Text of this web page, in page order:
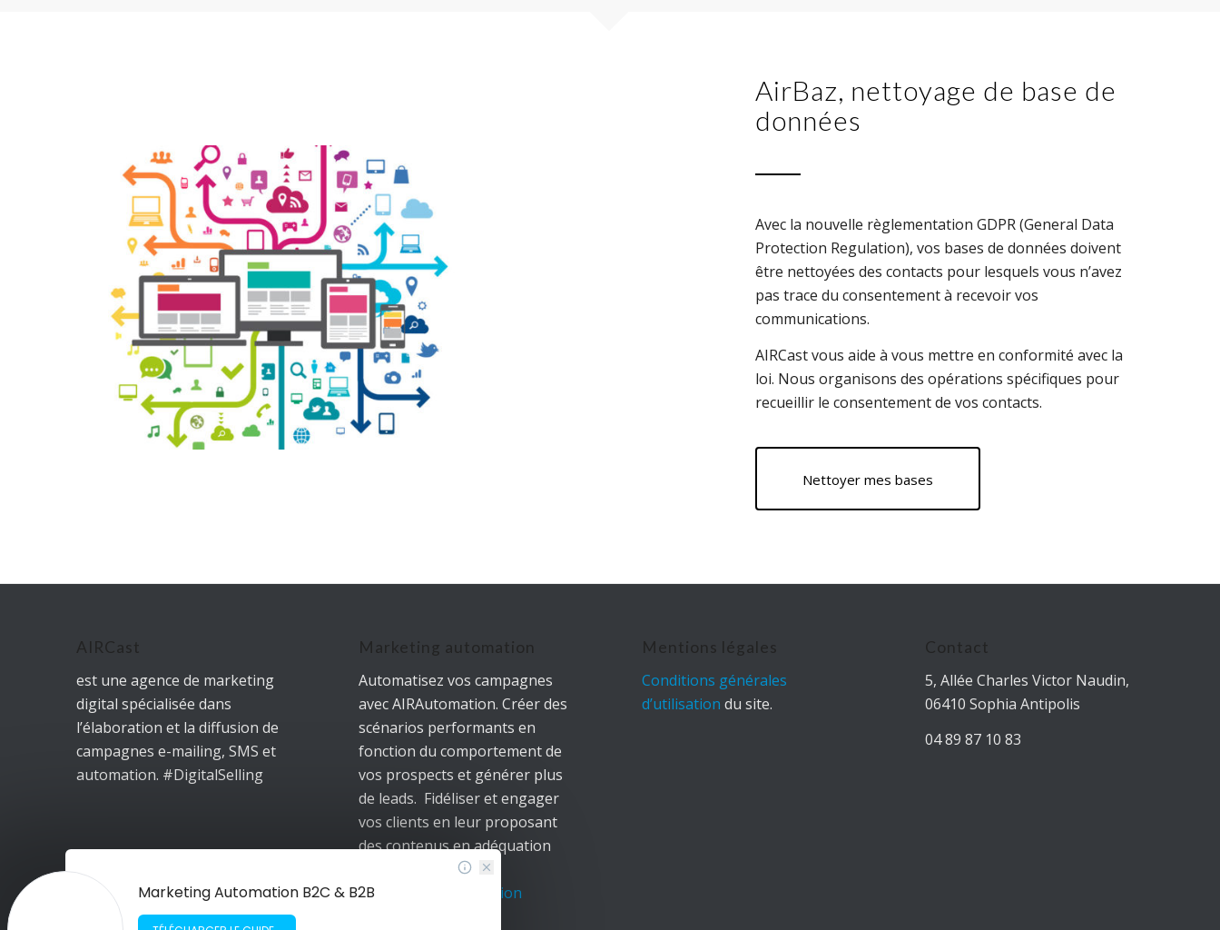
AirBaz, nettoyage de base de
données
Avec la nouvelle règlementation GDPR (General Data
Protection Regulation), vos bases de données doivent
être nettoyées des contacts pour lesquels vous n’avez
pas trace du consentement à recevoir vos
communications.
AIRCast vous aide à vous mettre en conformité avec la
loi. Nous organisons des opérations spécifiques pour
recueillir le consentement de vos contacts.
Nettoyer mes bases
AIRCast
est une agence de marketing
digital spécialisée dans
l’élaboration et la diffusion de
campagnes e-mailing, SMS et
automation. #DigitalSelling
Marketing automation
Automatisez vos campagnes
avec AIRAutomation. Créer des
scénarios performants en
fonction du comportement de
vos prospects et générer plus
de leads. Fidéliser et engager
vos clients en leur proposant
des contenus en adéquation
avec leurs centres
d’intérêt.
AirAutomation
Mentions légales
Conditions générales
d’utilisation du site.
Contact
5, Allée Charles Victor Naudin,
06410 Sophia Antipolis
04 89 87 10 83